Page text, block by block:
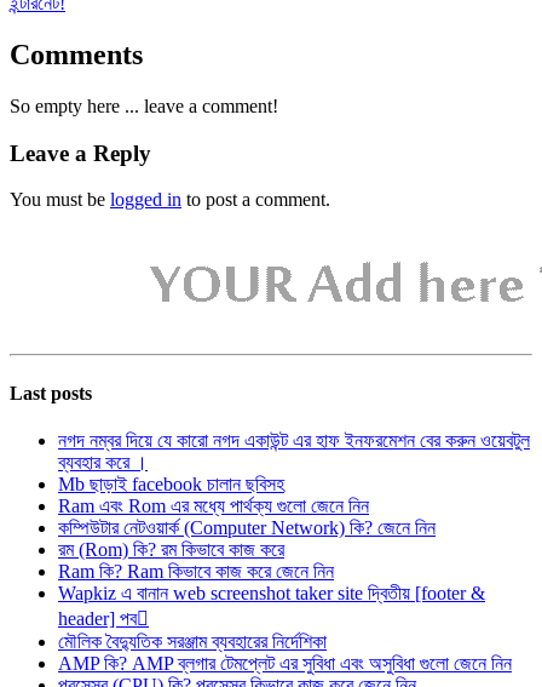
Comments
So empty here ... leave a comment!
Leave a Reply
You must be logged in to post a comment.
Last posts
নগদ নম্বর দিয়ে যে কারো নগদ একাউন্ট এর হাফ ইনফরমেশন বের করুন ওয়েবটুল
ব্যবহার করে ।
Mb ছাড়াই facebook চালান ছবিসহ
Ram এবং Rom এর মধ্যে পার্থক্য গুলো জেনে নিন
কম্পিউটার নেটওয়ার্ক (Computer Network) কি? জেনে নিন
রম (Rom) কি? রম কিভাবে কাজ করে
Ram কি? Ram কিভাবে কাজ করে জেনে নিন
Wapkiz এ বানান web screenshot taker site দ্বিতীয় [footer &
header] পব
মৌলিক বৈদ্যুতিক সরঞ্জাম ব্যবহারের নির্দেশিকা
AMP কি? AMP ব্লগার টেমপ্লেট এর সুবিধা এবং অসুবিধা গুলো জেনে নিন